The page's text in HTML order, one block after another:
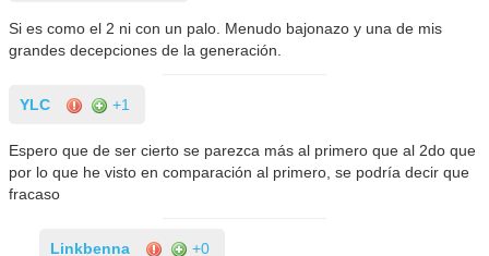
Si es como el 2 ni con un palo. Menudo bajonazo y una de mis
grandes decepciones de la generación.
YLC +1
Espero que de ser cierto se parezca más al primero que al 2do que
por lo que he visto en comparación al primero, se podría decir que
fracaso
Linkbenna +0